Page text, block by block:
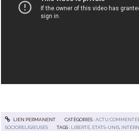
LIEN PERMANENT CATÉGORIES :ACTU
SOCIORELIGIEUSES
TAGS : LIBERTÉ, ÉTATS-UNIS,